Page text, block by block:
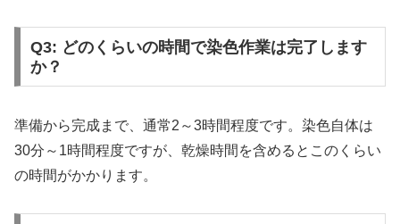
Q3: どのくらいの時間で染色作業は完了します
か？
準備から完成まで、通常2～3時間程度です。染色自体は
30分～1時間程度ですが、乾燥時間を含めるとこのくらい
の時間がかかります。